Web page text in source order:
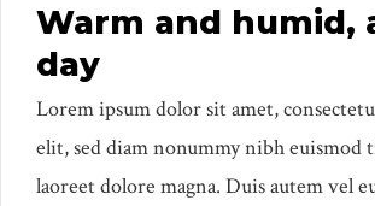
Warm and humid,
day
Lorem ipsum dolor sit amet,
elit, sed diam nonummy nibh
laoreet dolore magna. Duis autem vel